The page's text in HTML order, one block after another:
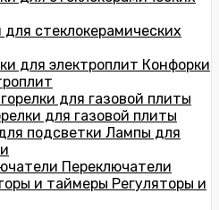
для стеклокерамических
Конфорки
для газовой плиты
Лампы для
Переключатели
Регуляторы и